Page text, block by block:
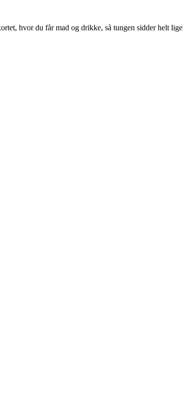
hvor du får mad og drikke, så tungen sidder helt lige